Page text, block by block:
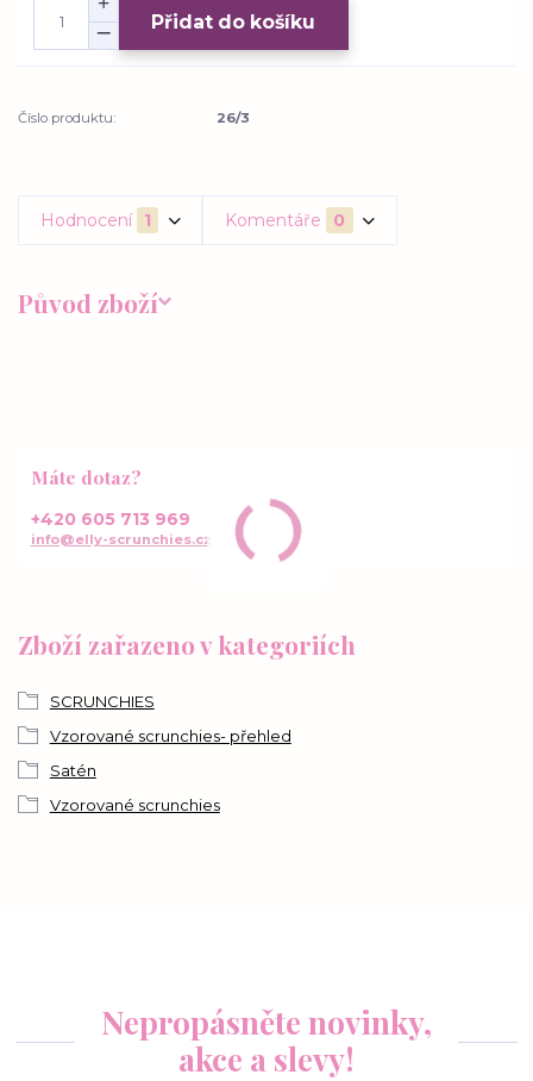
Přidat do košíku
Číslo produktu: 26/3
Hodnocení 1 Komentáře 0
Původ zboží
Zboží zařazeno v kategoriích
SCRUNCHIES
Vzorované scrunchies- přehled
Satén
Vzorované scrunchies
Máte dotaz?
+420 605 713 969
info@elly-scrunchies.cz
Nepropásněte novinky,
akce a slevy!